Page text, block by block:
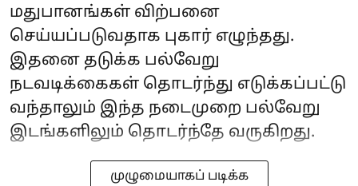
மதுபானங்கள் விற்பனை
செய்யப்படுவதாக புகார் எழுந்தது.
இதனை தடுக்க பல்வேறு
நடவடிக்கைகள் தொடர்ந்து எடுக்கப்பட்டு
வந்தாலும் இந்த நடைமுறை பல்வேறு
இடங்களிலும் தொடர்ந்தே வருகிறது.
முழுமையாகப் படிக்க